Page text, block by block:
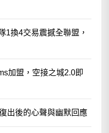
1換4交易震撼全聯盟，
加盟，空接之城2.0即
出後的心聲與幽默回應